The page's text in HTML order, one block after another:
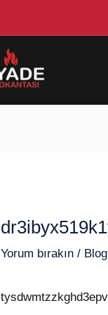
Yorum bırakın / Blog